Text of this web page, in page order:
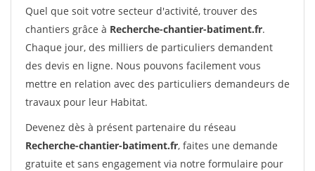
Quel que soit votre secteur d'activité, trouver des
chantiers grâce à Recherche-chantier-batiment.fr.
Chaque jour, des milliers de particuliers demandent
des devis en ligne. Nous pouvons facilement vous
mettre en relation avec des particuliers demandeurs de
travaux pour leur Habitat.
Devenez dès à présent partenaire du réseau
Recherche-chantier-batiment.fr, faites une demande
gratuite et sans engagement via notre formulaire pour